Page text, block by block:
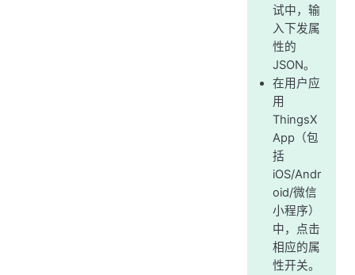
试中，输
入下发属
性的
JSON。
在用户应
用
ThingsX
App（包
括
iOS/Andr
oid/微信
小程序）
中，点击
相应的属
性开关。